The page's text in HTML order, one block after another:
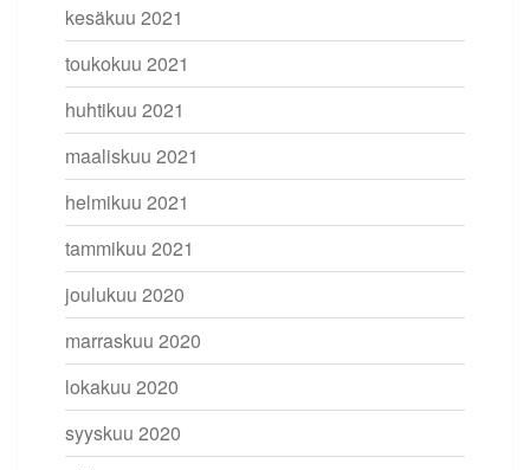
kesäkuu 2021
toukokuu 2021
huhtikuu 2021
maaliskuu 2021
helmikuu 2021
tammikuu 2021
joulukuu 2020
marraskuu 2020
lokakuu 2020
syyskuu 2020